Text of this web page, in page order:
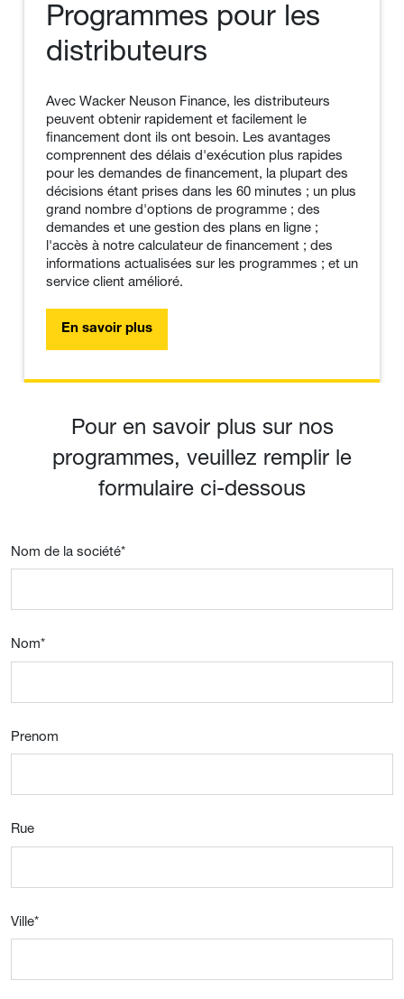
Programmes pour les
distributeurs
Avec Wacker Neuson Finance, les distributeurs
peuvent obtenir rapidement et facilement le
financement dont ils ont besoin. Les avantages
comprennent des délais d'exécution plus rapides
pour les demandes de financement, la plupart des
décisions étant prises dans les 60 minutes ; un plus
grand nombre d'options de programme ; des
demandes et une gestion des plans en ligne ;
l'accès à notre calculateur de financement ; des
informations actualisées sur les programmes ; et un
service client amélioré.
En savoir plus
Pour en savoir plus sur nos
programmes, veuillez remplir le
formulaire ci-dessous
Nom de la société*
Nom*
Prenom
Rue
Ville*